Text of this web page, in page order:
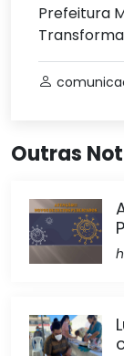
Prefeitura
Transforma
Outras